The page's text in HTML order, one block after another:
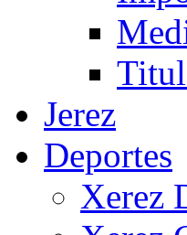
Jerez
Deportes
Xerez